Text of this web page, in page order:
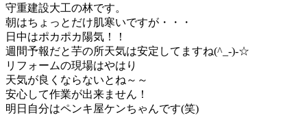
守重建設大工の林です。
朝はちょっとだけ肌寒いですが・・・
日中はポカポカ陽気！！
週間予報だと芋の所天気は安定してますね(^_-)-☆
リフォームの現場はやはり
天気が良くならないとね～～
安心して作業が出来ません！
明日自分はペンキ屋ケンちゃんです(笑)